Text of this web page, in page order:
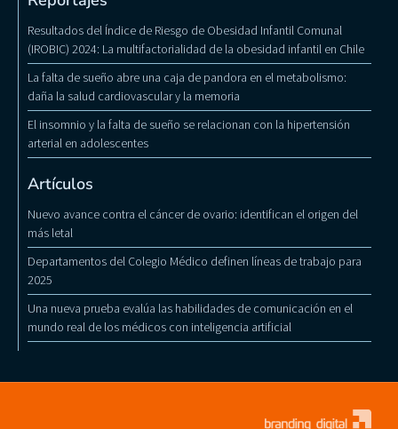
Resultados del Índice de Riesgo de Obesidad Infantil Comunal
(IROBIC) 2024: La multifactorialidad de la obesidad infantil en Chile
La falta de sueño abre una caja de pandora en el metabolismo:
daña la salud cardiovascular y la memoria
El insomnio y la falta de sueño se relacionan con la hipertensión
arterial en adolescentes
Artículos
Nuevo avance contra el cáncer de ovario: identifican el origen del
más letal
Departamentos del Colegio Médico definen líneas de trabajo para
2025
Una nueva prueba evalúa las habilidades de comunicación en el
mundo real de los médicos con inteligencia artificial